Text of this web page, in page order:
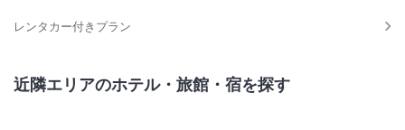
レンタカー付きプラン
近隣エリアのホテル・旅館・宿を探す